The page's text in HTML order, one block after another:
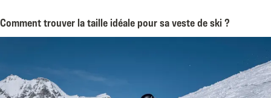
Comment trouver la taille idéale pour sa veste de ski ?